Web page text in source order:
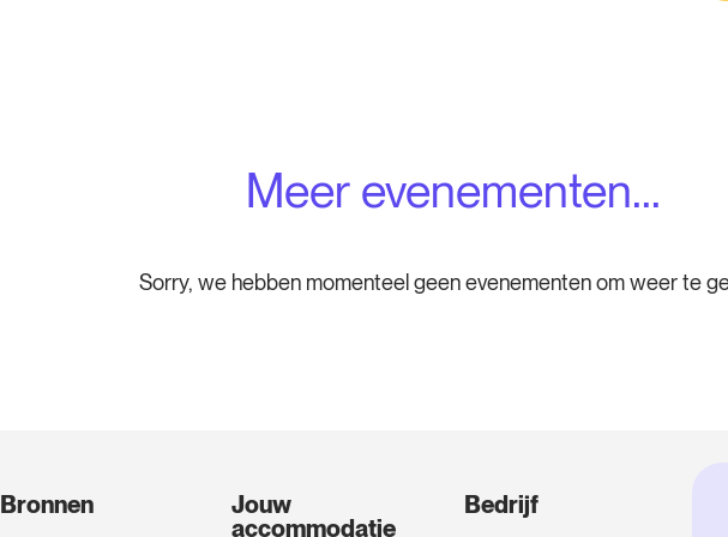
Meer evenementen...
Sorry, we hebben momenteel geen evenementen om weer te
Bronnen
Jouw
accommodatie
Bedrijf